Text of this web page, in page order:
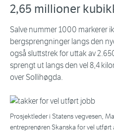
2,65 millioner
Salve nummer 1000 markerer
bergsprengninger langs den
også sluttstrek for uttak av
sprengt ut langs den vel 8,4
over Sollihøgda.
Prosjektleder i Statens vegvesen,
entreprenøren Skanska for vel